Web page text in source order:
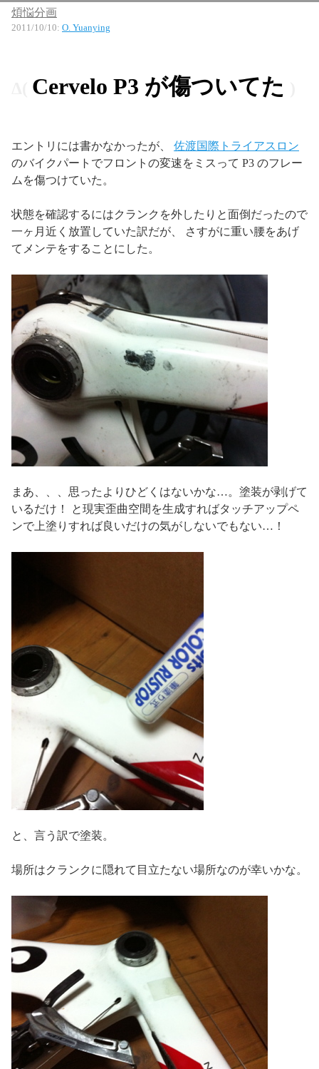
煩悩分画
2011/10/10: O. Yuanying
Cervelo P3 が傷ついてた
エントリには書かなかったが、 佐渡国際トライアスロン
のバイクパートでフロントの変速をミスって P3 のフレー
ムを傷つけていた。
状態を確認するにはクランクを外したりと面倒だったので
一ヶ月近く放置していた訳だが、 さすがに重い腰をあげ
てメンテをすることにした。
まあ、、、思ったよりひどくはないかな…。塗装が剥げて
いるだけ！ と現実歪曲空間を生成すればタッチアップペ
ンで上塗りすれば良いだけの気がしないでもない…！
と、言う訳で塗装。
場所はクランクに隠れて目立たない場所なのが幸いかな。